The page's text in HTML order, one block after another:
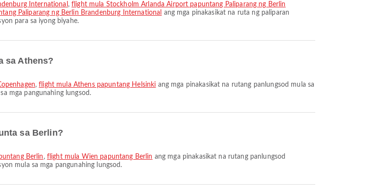
International ,flight mula Stockholm Arlanda Airport papuntang Paliparang ng Berlin
Paliparang ng Berlin Brandenburg International
ang mga pinakasikat na ruta ng paliparan
para sa iyong biyahe.
sa Athens?
,flight mula Athens papuntang Helsinki ang mga pinakasikat na rutang panlungsod mula sa
mga pangunahing lungsod.
sa Berlin?
Berlin , flight mula Wien papuntang Berlin ang mga pinakasikat na rutang panlungsod
mula sa mga pangunahing lungsod.